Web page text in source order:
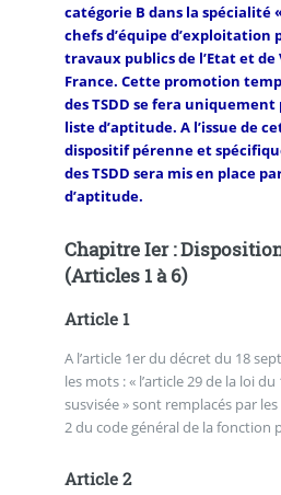
catégorie B dans la spécialité
chefs d’équipe d’exploitation
travaux publics de l’Etat et de
France. Cette promotion
des TSDD se fera uniquement
liste d’aptitude. A l’issue de
dispositif pérenne et
des TSDD sera mis en place
d’aptitude.
Chapitre Ier :
(Articles 1 à 6)
Article 1
A l’article 1er du décret du 18
les mots : « l’article 29 de la loi
susvisée » sont remplacés par les
2 du code général de la fonction
Article 2